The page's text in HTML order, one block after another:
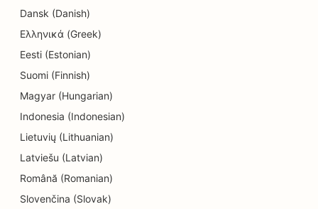
SEO para lavanderias
SEO para eletricistas
SEO para endodontistas
SEO para entretenimento e recreação
SEO para empresas de engenharia
EO para restaurantes étnicos
Dansk (Danish)
Ελληνικά (Greek)
Eesti (Estonian)
Suomi (Finnish)
Magyar (Hungarian)
Indonesia (Indonesian)
Lietuvių (Lithuanian)
Latviešu (Latvian)
Română (Romanian)
Slovenčina (Slovak)